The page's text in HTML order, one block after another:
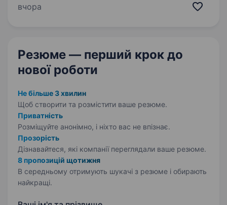
та розвитку ефективної системи управління
вчора
Резюме — перший крок до
нової роботи
Не більше 3 хвилин
Щоб створити та розмістити ваше резюме.
Приватність
Розміщуйте анонімно, і ніхто вас не впізнає.
Прозорість
Дізнавайтеся, які компанії переглядали ваше резюме.
8 пропозицій щотижня
В середньому отримують шукачі з резюме і обирають
найкращі.